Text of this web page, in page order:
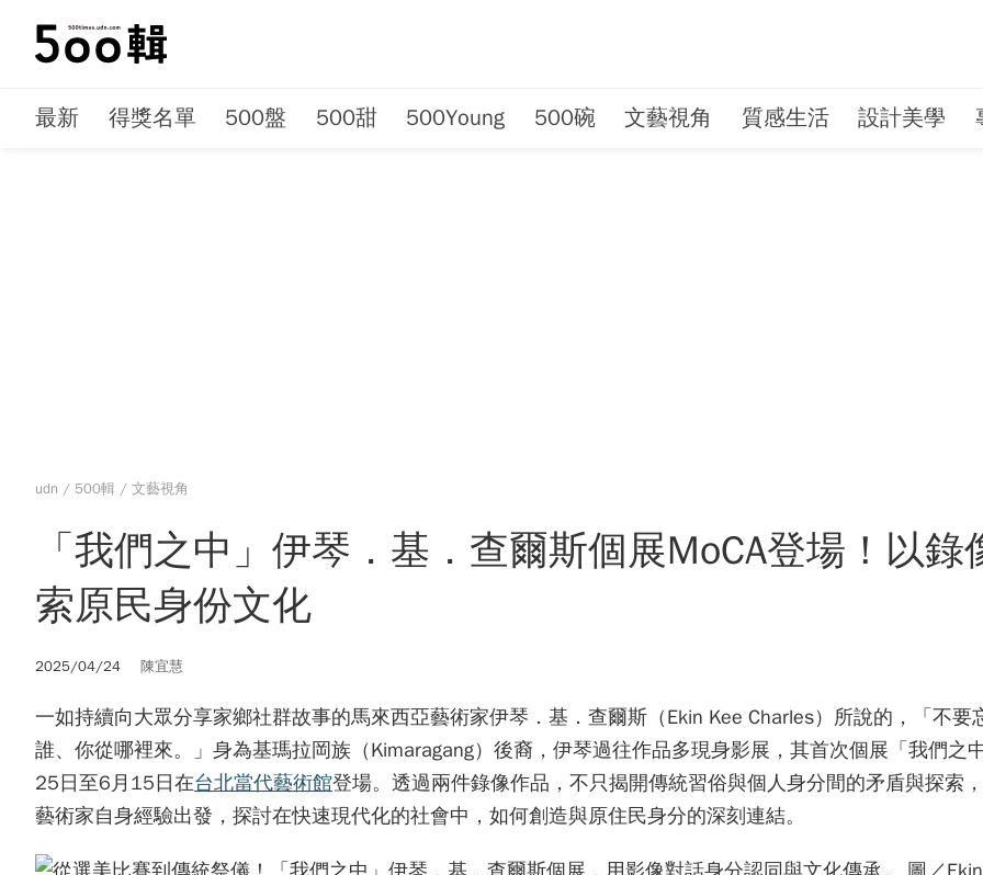
最新 得獎名單 500盤 500甜 500Young 500碗 文藝視角 質感生活 設計美學
udn / 500輯 / 文藝視角
「我們之中」伊琴．基．查爾斯個展MoCA登場！以錄
索原民身份文化
2025/04/24 陳宜慧
一如持續向大眾分享家鄉社群故事的馬來西亞藝術家伊琴．基．查爾斯（Ekin Kee Charles）所說的，「不要
誰、你從哪裡來。」身為基瑪拉岡族（Kimaragang）後裔，伊琴過往作品多現身影展，其首次個展「我們之
25日至6月15日在台北當代藝術館登場。透過兩件錄像作品，不只揭開傳統習俗與個人身分間的矛盾與探索
藝術家自身經驗出發，探討在快速現代化的社會中，如何創造與原住民身分的深刻連結。